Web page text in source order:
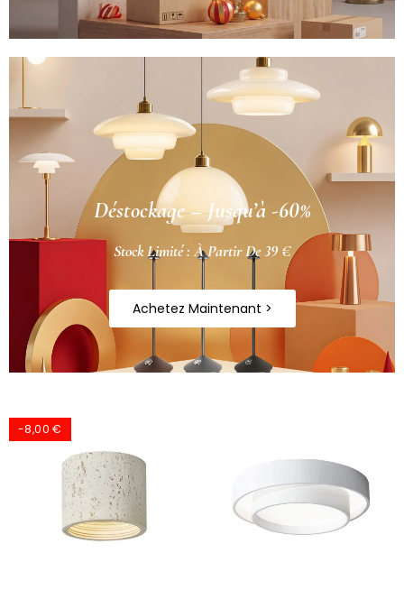
Déstockage – Jusqu’à -60%
Stock Limité : À Partir De 39 €
Achetez Maintenant >
-8,00 €